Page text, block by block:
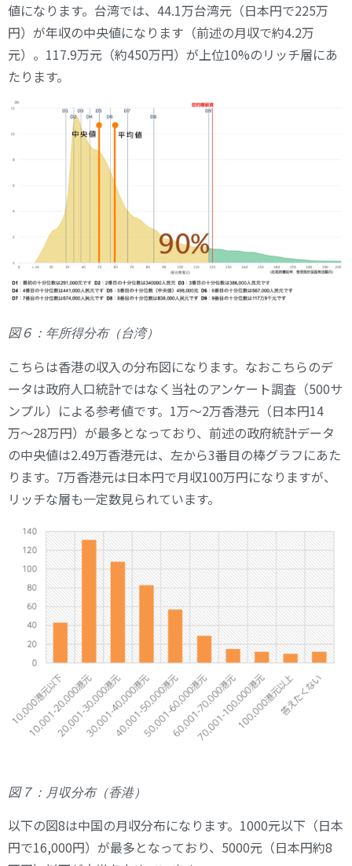
値になります。台湾では、44.1万台湾元（日本円で225万
円）が年収の中央値になります（前述の月収で約4.2万
元）。117.9万元（約450万円）が上位10%のリッチ層にあ
たります。
図６ ：年所得分布（台湾）
こちらは香港の収入の分布図になります。なおこちらのデ
ータは政府人口統計ではなく当社のアンケート調査（500サ
ンプル）による参考値です。1万〜2万香港元（日本円14
万〜28万円）が最多となっており、前述の政府統計データ
の中央値は2.49万香港元は、左から3番目の棒グラフにあた
ります。7万香港元は日本円で月収100万円になりますが、
リッチな層も一定数見られています。
図７ ：月収分布（香港）
以下の図8は中国の月収分布になります。1000元以下（日本
円で16,000円）が最多となっており、5000元（日本円約8